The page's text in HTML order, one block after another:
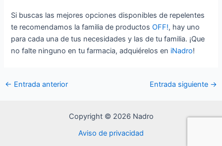
Si buscas las mejores opciones disponibles de repelentes
te recomendamos la familia de productosOFF!, hay uno
para cada una de tus necesidades y las de tu familia. ¡Que
no falte ninguno en tu farmacia, adquiérelos en iNadro!
← Entrada anterior Entrada siguiente →
Copyright © 2026 Nadro
Aviso de privacidad